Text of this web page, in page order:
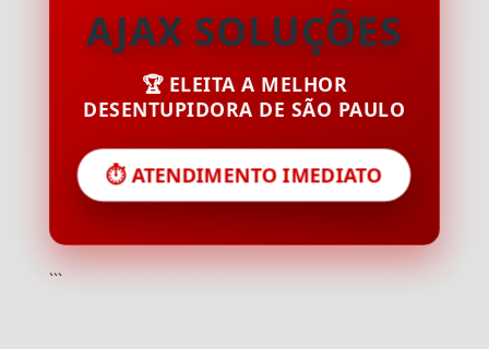
AJAX SOLUÇÕES
🏆 ELEITA A MELHOR
DESENTUPIDORA DE SÃO PAULO
⏱️ ATENDIMENTO IMEDIATO
```